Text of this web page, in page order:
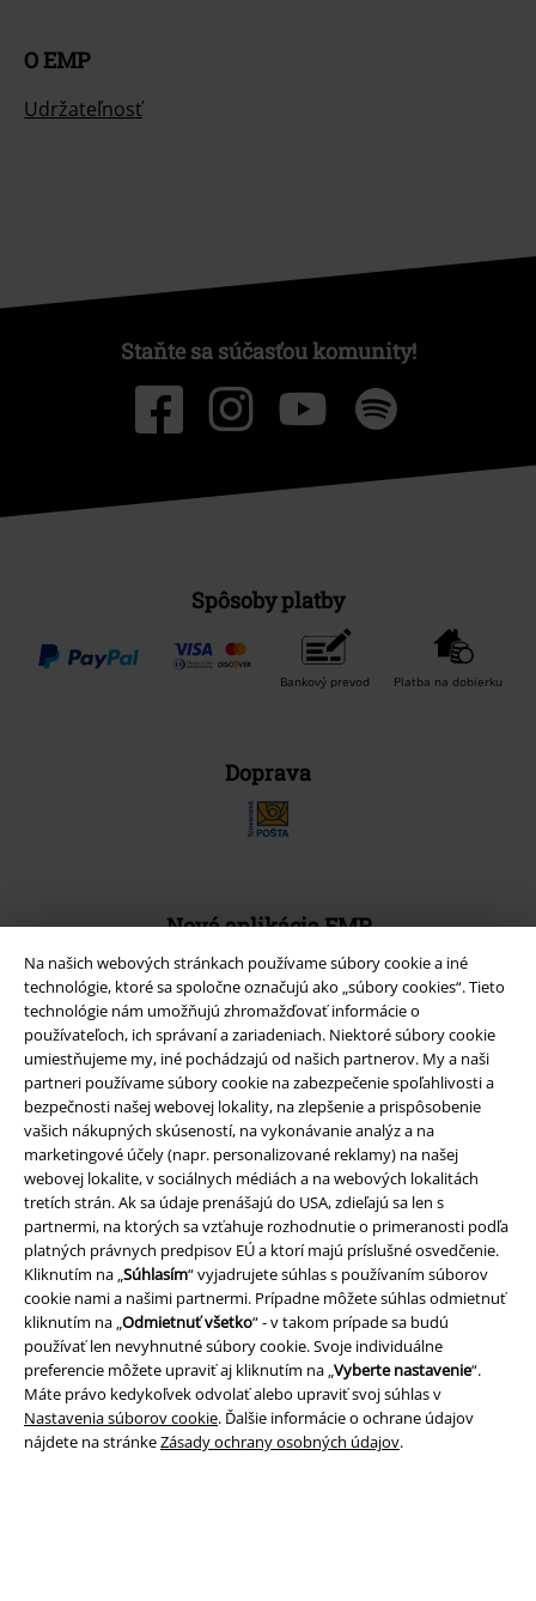
Na našich webových stránkach používame súbory cookie a iné
technológie, ktoré sa spoločne označujú ako „súbory cookies“. Tieto
technológie nám umožňujú zhromažďovať informácie o
používateľoch, ich správaní a zariadeniach. Niektoré súbory cookie
umiestňujeme my, iné pochádzajú od našich partnerov. My a naši
partneri používame súbory cookie na zabezpečenie spoľahlivosti a
bezpečnosti našej webovej lokality, na zlepšenie a prispôsobenie
vašich nákupných skúseností, na vykonávanie analýz a na
marketingové účely (napr. personalizované reklamy) na našej
webovej lokalite, v sociálnych médiách a na webových lokalitách
tretích strán. Ak sa údaje prenášajú do USA, zdieľajú sa len s
partnermi, na ktorých sa vzťahuje rozhodnutie o primeranosti podľa
platných právnych predpisov EÚ a ktorí majú príslušné osvedčenie.
Kliknutím na „Súhlasím“ vyjadrujete súhlas s používaním súborov
cookie nami a našimi partnermi. Prípadne môžete súhlas odmietnuť
kliknutím na „Odmietnuť všetko“ - v takom prípade sa budú
používať len nevyhnutné súbory cookie. Svoje individuálne
preferencie môžete upraviť aj kliknutím na „Vyberte nastavenie“.
Máte právo kedykoľvek odvolať alebo upraviť svoj súhlas v
Nastavenia súborov cookie. Ďalšie informácie o ochrane údajov
nájdete na stránkeZásady ochrany osobných údajov.
O EMP
Udržateľnosť
Staňte sa súčasťou komunity!
Spôsoby platby
Bankový prevod Platba na dobierku
Doprava
Nová aplikácia EMP
Stiahnite si novú EMP aplikáciu zdarma a využite všetky nové
funkcie a výhody!
A Warner Music Group Company